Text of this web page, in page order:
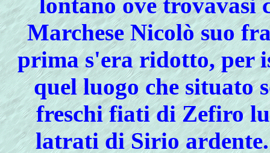
Marchese Nicolò suo
prima s'era ridotto, per
quel luogo che situato
freschi fiati di Zefiro
latrati di Sirio